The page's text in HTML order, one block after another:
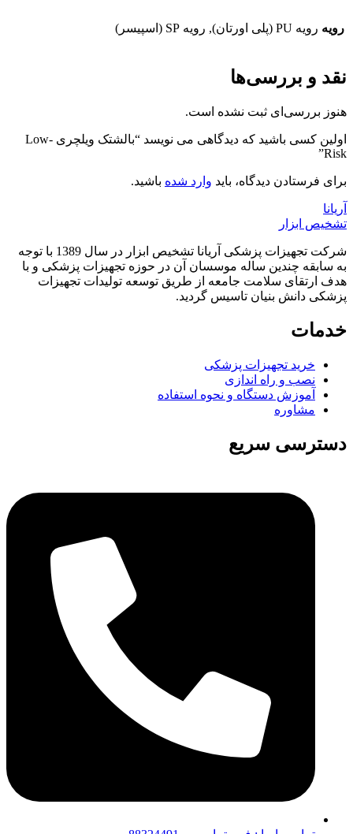
رویه رویه PU (پلی اورتان), رویه SP (اسپیسر)
نقد و بررسی‌ها
هنوز بررسی‌ای ثبت نشده است.
اولین کسی باشید که دیدگاهی می نویسد “بالشتک ویلچری Low-
Risk”
برای فرستادن دیدگاه، باید وارد شده باشید.
آریانا
تشخیص ابزار
شرکت تجهیزات پزشکی آریانا تشخیص ابزار در سال 1389 با توجه
به سابقه چندین ساله موسسان آن در حوزه تجهیزات پزشکی و با
هدف ارتقای سلامت جامعه از طریق توسعه تولیدات تجهیزات
پزشکی دانش بنیان تاسیس گردید.
خدمات
خرید تجهیزات پزشکی
نصب و راه اندازی
آموزش دستگاه و نحوه استفاده
مشاوره
دسترسی سریع